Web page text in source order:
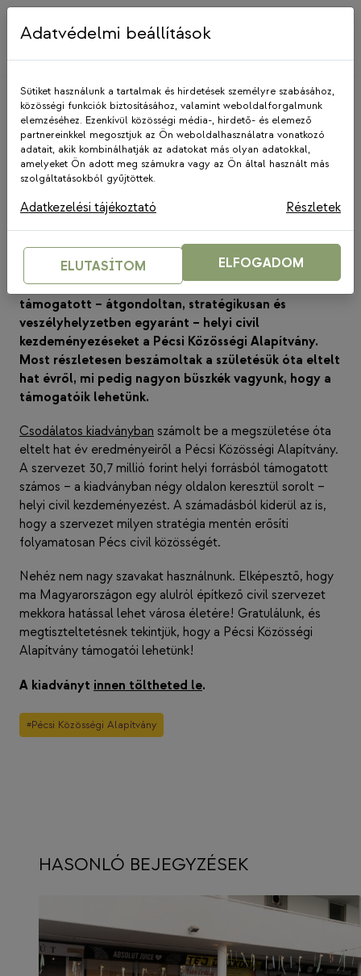
Skip
HÍREK|KÖZÖSALAPON
Joggal dicsekszik a Pécsi
Közösségi Alapítvány
2023. február 9.
Hat év alatt több mint 30 millió forint helyi forrásból
támogatott – átgondoltan, stratégikusan és
veszélyhelyzetben egyaránt – helyi civil
kezdeményezéseket a Pécsi Közösségi Alapítvány.
Most részletesen beszámoltak a születésük óta eltelt
hat évről, mi pedig nagyon büszkék vagyunk, hogy a
támogatóik lehetünk.
Csodálatos kiadványban számolt be a megszületése óta
eltelt hat év eredményeiről a Pécsi Közösségi Alapítvány.
A szervezet 30,7 millió forint helyi forrásból támogatott
számos – a kiadványban négy oldalon keresztül sorolt –
helyi civil kezdeményezést. A számadásból kiderül az is,
hogy a szervezet milyen stratégia mentén erősíti
folyamatosan Pécs civil közösségét.
Nehéz nem nagy szavakat használnunk. Elképesztő, hogy
ma Magyarországon egy alulról építkező civil szervezet
mekkora hatással lehet városa életére! Gratulálunk, és
megtiszteltetésnek tekintjük, hogy a Pécsi Közösségi
Alapítvány támogatói lehetünk!
A kiadványt innen töltheted le.
Post
Tags:
#Pécsi Közösségi Alapítvány
HASONLÓ BEJEGYZÉSEK
Adatvédelmi beállítások
Sütiket használunk a tartalmak és hirdetések személyre szabásához,
közösségi funkciók biztosításához, valamint weboldalforgalmunk
elemzéséhez. Ezenkívül közösségi média-, hirdető- és elemező
partnereinkkel megosztjuk az Ön weboldalhasználatra vonatkozó
adatait, akik kombinálhatják az adatokat más olyan adatokkal,
amelyeket Ön adott meg számukra vagy az Ön által használt más
szolgáltatásokból gyűjtöttek.
Adatkezelési tájékoztató Részletek
ELUTASÍTOM ELFOGADOM